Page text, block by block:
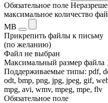
Обязательное поле
максимальное количество
MB
Прикрепить файлы к письму
(по желанию)
Файл не выбран
Максимальный размер файла
Поддерживаемые типы: pdf,
odt, bmp, png, jpg, jpeg, gif,
mpg, avi, wmv, mpeg, mpe, flv
Обязательное поле